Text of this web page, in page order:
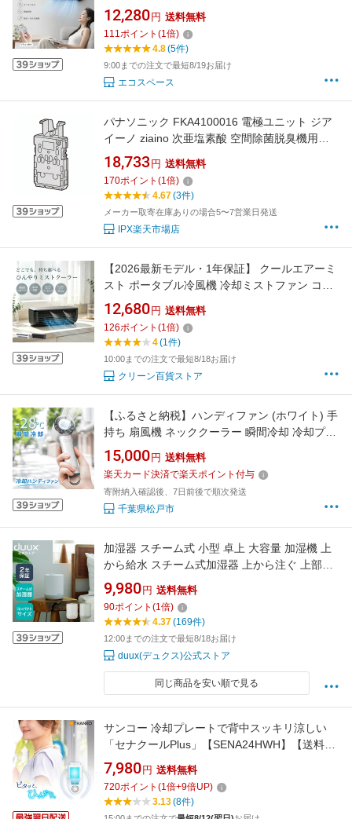
コン USB充電式 急速冷却 冷却ミスト 小型エア
コン 冷房 ポータブル冷風扇 静音 工事不要 卓上
冷風機 取り外し洗浄可能 車中泊 寝室 寮 暑さ対
12,280 円 送料無料
111 ポイント (1 倍)
4.8(5件)
9:00までの注文で最短8/19お届け
エコスペース
パナソニック FKA4100016 電極ユニット ジア
イーノ ziaino 次亜塩素酸 空間除菌脱臭機用部
品 正規品 純正品
18,733 円 送料無料
170ポイント (1 倍)
4.67(3件)
メーカー取寄在庫ありの場合5〜7営業日発送
IPX楽天市場店
【2026最新モデル・1年保証】 クールエアーミ
スト ポータブル冷風機 冷却ミストファン コー
ドレス 卓上クーラー 冷風扇 ペルチェ冷却 ミニ
クーラー 充電式 小型冷風機 スポット冷却 車中
泊 洗面所 キッチン 寝室 静音
12,680 円 送料無料
126ポイント (1 倍)
4(1件)
10:00までの注文で最短8/18お届け
クリーン百貨ストア
【ふるさと納税】ハンディファン (ホワイト) 手
持ち 扇風機 ネッククーラー 瞬間冷却 冷却プレ
ート 卓上扇風機 クーラー 強風 充電式 静音 軽
量 小型 ミニ 長時間 コンパクト おしゃれ 携帯
扇風機 熱中症対策 暑さ対策 通勤 通学 旅行
15,000 円 送料無料
楽天カード決済で楽天ポイント付与
寄附納入確認後、7日前後で順次発送
千葉県松戸市
加湿器 スチーム式 小型 卓上 大容量 加湿機 上
から給水 スチーム式加湿器 上から注ぐ 上部給
水加湿器 手入れが簡単 上部給水式加湿器 手入
れ簡単 スチーム加湿機 お手入れ簡単 部屋の乾
燥 コンパクト加湿器 静音 小さめ 洗いやすい 7
畳 おしゃれ Dawn mini デュクス
9,980 円 送料無料
90ポイント (1 倍)
4.37(169件)
12:00までの注文で最短8/18お届け
duux(デュクス)公式ストア
同じ商品を安い順で見る
サンコー 冷却プレートで背中スッキリ涼しい
「セナクールPlus」【SENA24HWH】【送料無
料】セナクール セナクールPlus セナクールプ
ラス ペルチェ 背中を冷やす 冷却 涼しい 冷たい
冷感 熱中症対策 冷却グッズ ひんやり
7,980 円 送料無料
720ポイント (1 倍+9倍UP)
3.13(8件)